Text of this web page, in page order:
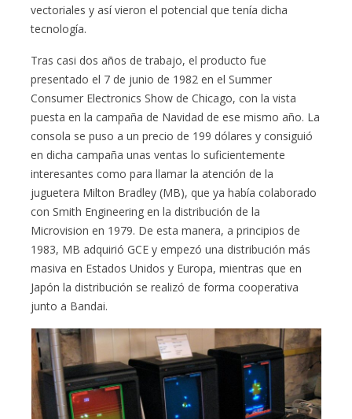
vectoriales y así vieron el potencial que tenía dicha
tecnología.
Tras casi dos años de trabajo, el producto fue
presentado el 7 de junio de 1982 en el Summer
Consumer Electronics Show de Chicago, con la vista
puesta en la campaña de Navidad de ese mismo año. La
consola se puso a un precio de 199 dólares y consiguió
en dicha campaña unas ventas lo suficientemente
interesantes como para llamar la atención de la
juguetera Milton Bradley (MB), que ya había colaborado
con Smith Engineering en la distribución de la
Microvision en 1979. De esta manera, a principios de
1983, MB adquirió GCE y empezó una distribución más
masiva en Estados Unidos y Europa, mientras que en
Japón la distribución se realizó de forma cooperativa
junto a Bandai.